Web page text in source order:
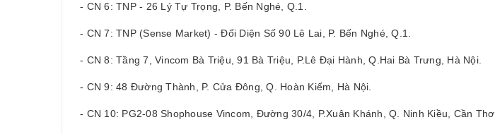
- CN 6: TNP - 26 Lý Tự Trọng, P. Bến Nghé, Q.1.
- CN 7: TNP (Sense Market) - Đối Diện Số 90 Lê Lai, P. Bến Nghé, Q.1.
- CN 8: Tầng 7, Vincom Bà Triệu, 91 Bà Triệu, P.Lê Đại Hành, Q.Hai Bà Trưng, Hà Nội.
- CN 9: 48 Đường Thành, P. Cửa Đông, Q. Hoàn Kiếm, Hà Nội.
- CN 10: PG2-08 Shophouse Vincom, Đường 30/4, P.Xuân Khánh, Q. Ninh Kiều, Cần Thơ.